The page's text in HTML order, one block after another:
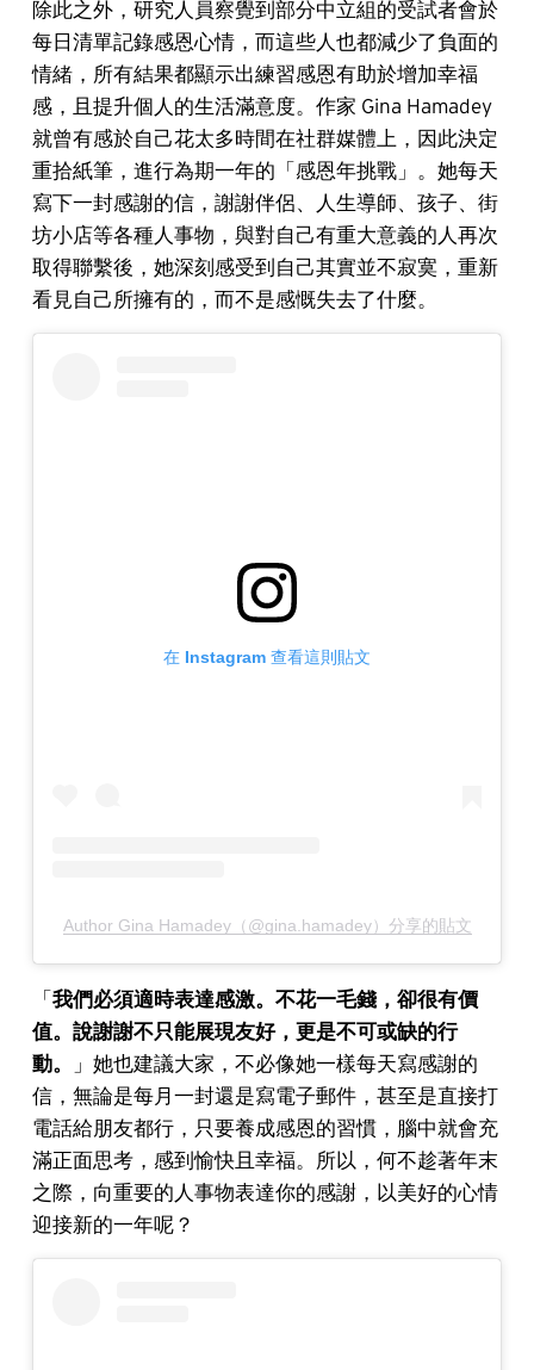
除此之外，研究人員察覺到部分中立組的受試者會於
每日清單記錄感恩心情，而這些人也都減少了負面的
情緒，所有結果都顯示出練習感恩有助於增加幸福
感，且提升個人的生活滿意度。作家 Gina Hamadey
就曾有感於自己花太多時間在社群媒體上，因此決定
重拾紙筆，進行為期一年的「感恩年挑戰」。她每天
寫下一封感謝的信，謝謝伴侶、人生導師、孩子、街
坊小店等各種人事物，與對自己有重大意義的人再次
取得聯繫後，她深刻感受到自己其實並不寂寞，重新
看見自己所擁有的，而不是感慨失去了什麼。
在 Instagram 查看這則貼文
Author Gina Hamadey（@gina.hamadey）分享的貼文
「我們必須適時表達感激。不花一毛錢，卻很有價
值。說謝謝不只能展現友好，更是不可或缺的行
動。
」她也建議大家，不必像她一樣每天寫感謝的
信，無論是每月一封還是寫電子郵件，甚至是直接打
電話給朋友都行，只要養成感恩的習慣，腦中就會充
滿正面思考，感到愉快且幸福。所以，何不趁著年末
之際，向重要的人事物表達你的感謝，以美好的心情
迎接新的一年呢？